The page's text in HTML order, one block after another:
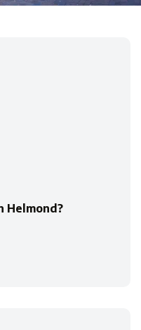
Helmond?